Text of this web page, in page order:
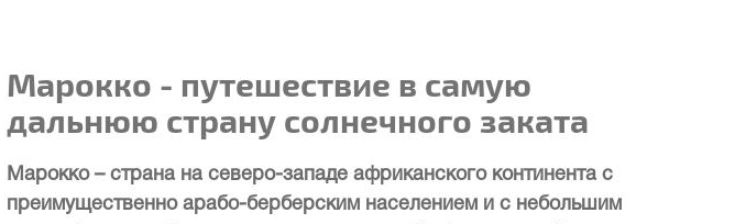
Марокко - путешествие в самую
дальнюю страну солнечного заката
Марокко – страна на северо-западе африканского континента с
преимущественно арабо-берберским населением и с небольшим